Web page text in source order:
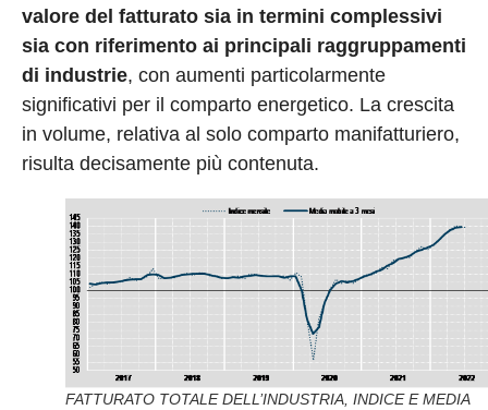
valore del fatturato sia in termini complessivi
sia con riferimento ai principali raggruppamenti
di industrie, con aumenti particolarmente
significativi per il comparto energetico. La crescita
in volume, relativa al solo comparto manifatturiero,
risulta decisamente più contenuta.
FATTURATO TOTALE DELL’INDUSTRIA, INDICE E MEDIA